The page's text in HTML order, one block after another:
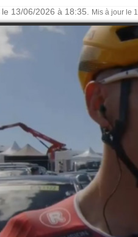
le 13/06/2026 à 18:35. Mis à jour le